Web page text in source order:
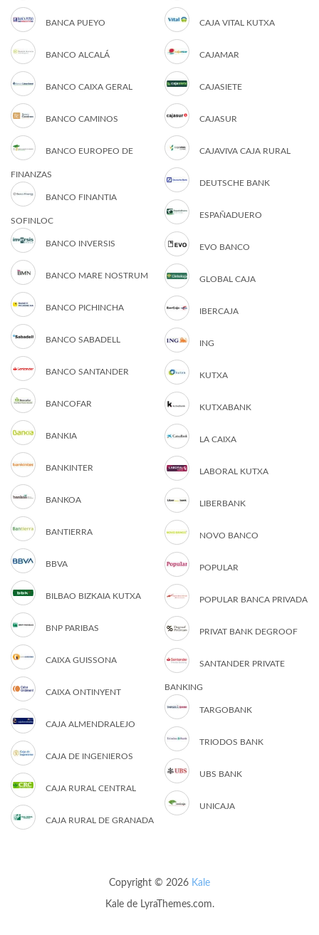
BANCA PUEYO
BANCO ALCALÁ
BANCO CAIXA GERAL
BANCO CAMINOS
BANCO EUROPEO DE
FINANZAS
BANCO FINANTIA
SOFINLOC
BANCO INVERSIS
BANCO MARE NOSTRUM
BANCO PICHINCHA
BANCO SABADELL
BANCO SANTANDER
BANCOFAR
BANKIA
BANKINTER
BANKOA
BANTIERRA
BBVA
BILBAO BIZKAIA KUTXA
BNP PARIBAS
CAIXA GUISSONA
CAIXA ONTINYENT
CAJA ALMENDRALEJO
CAJA DE INGENIEROS
CAJA RURAL CENTRAL
CAJA RURAL DE GRANADA
CAJA VITAL KUTXA
CAJAMAR
CAJASIETE
CAJASUR
CAJAVIVA CAJA RURAL
DEUTSCHE BANK
ESPAÑADUERO
EVO BANCO
GLOBAL CAJA
IBERCAJA
ING
KUTXA
KUTXABANK
LA CAIXA
LABORAL KUTXA
LIBERBANK
NOVO BANCO
POPULAR
POPULAR BANCA PRIVADA
PRIVAT BANK DEGROOF
SANTANDER PRIVATE
BANKING
TARGOBANK
TRIODOS BANK
UBS BANK
UNICAJA
Copyright © 2026 Kale
Kalede LyraThemes.com.